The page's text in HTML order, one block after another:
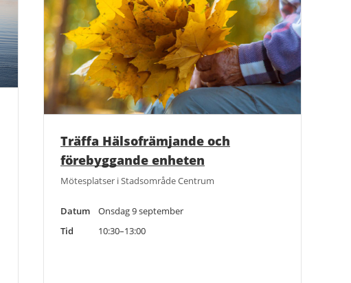
Träffa Hälsofrämjande och
förebyggande enheten
Mötesplatser i Stadsområde Centrum
Datum
Onsdag 9 september
Tid
10:30–13:00